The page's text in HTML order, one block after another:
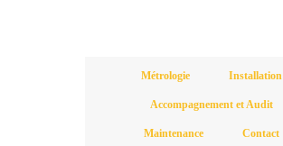
Métrologie Installation
Accompagnement et Audit
Maintenance Contact